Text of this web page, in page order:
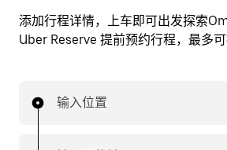
添加行程详情，上车即可出发探索
Uber Reserve 提前预约行程，最多可
输入位置